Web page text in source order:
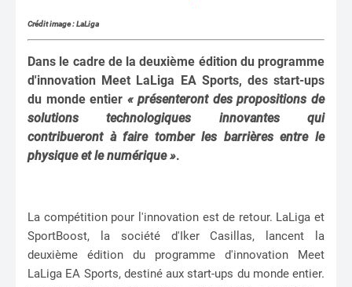
Crédit image : LaLiga
Dans le cadre de la deuxième édition du programme
d'innovation Meet LaLiga EA Sports, des start-ups
du monde entier « présenteront des propositions de
solutions technologiques innovantes qui
contribueront à faire tomber les barrières entre le
physique et le numérique ».
La compétition pour l'innovation est de retour. LaLiga et
SportBoost, la société d'Iker Casillas, lancent la
deuxième édition du programme d'innovation Meet
LaLiga EA Sports, destiné aux start-ups du monde entier.